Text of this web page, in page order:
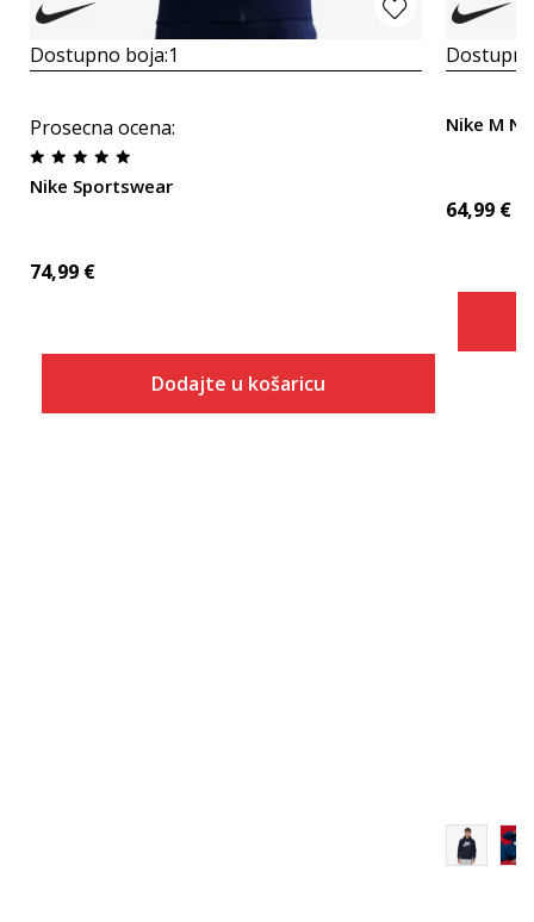
Dostupno boja:1
Prosecna ocena:
Nike Sportswear
74,99 €
Dodajte u košaricu
Nike M
64,99 €